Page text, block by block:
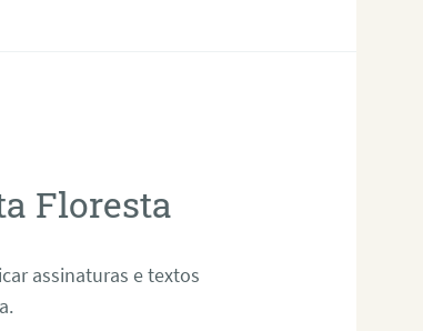
Floresta
assinaturas e textos